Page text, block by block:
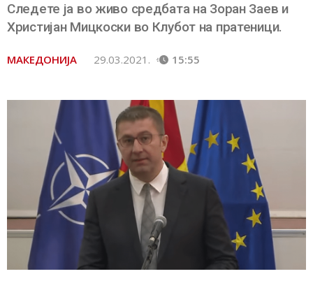
Следете ја во живо средбата на Зоран Заев и
Христијан Мицкоски во Клубот на пратеници.
МАКЕДОНИЈА 29.03.2021. 15:55